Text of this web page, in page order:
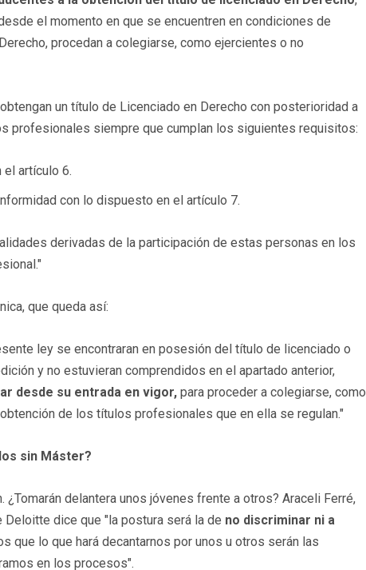
el momento en que se encuentren en condiciones de
procedan a colegiarse, como ejercientes o no
un título de Licenciado en Derecho con posterioridad a
profesionales siempre que cumplan los siguientes requisitos:
el artículo 6.
con lo dispuesto en el artículo 7.
derivadas de la participación de estas personas en los
que queda así:
ley se encontraran en posesión del título de licenciado o
y no estuvieran comprendidos en el apartado anterior,
desde su entrada en vigor, para proceder a colegiarse, como
de los títulos profesionales que en ella se regulan."
sin Máster?
delantera unos jóvenes frente a otros? Araceli Ferré,
dice que "la postura será la de no discriminar ni a
que lo que hará decantarnos por unos u otros serán las
en los procesos".